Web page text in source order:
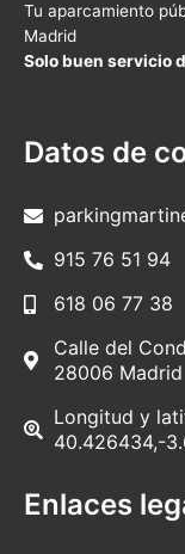
Tu aparcamiento
Madrid
Solo buen servicio
Datos de
915 76 51 94
618 06 77 38
Calle del
28006 Madrid
Longitud y
40.426434,-
Enlaces